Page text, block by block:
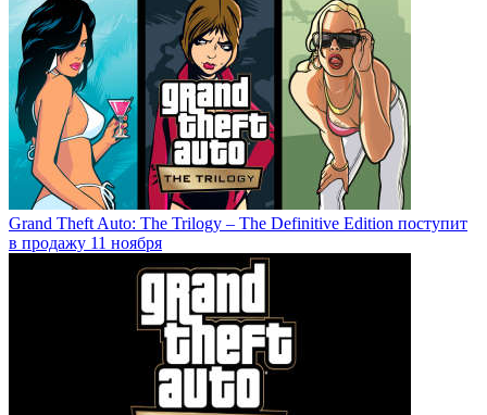
Grand Theft Auto: The Trilogy – The Definitive Edition поступит
в продажу 11 ноября